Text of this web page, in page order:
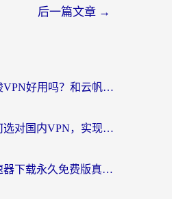
后一篇文章 →
海外党必看：穿梭VPN好用吗？和云帆VPN对比哪个回国效果更好？附真实测评+避坑指南
海外党必看：如何选对国内VPN，实现无缝访问国内资源？
海外党必看：加速器下载永久免费版真的存在吗？教你无缝访问国内资源的正确姿势